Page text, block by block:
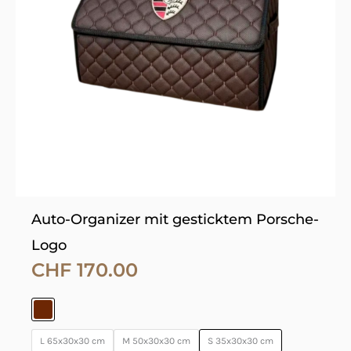
Auto-Organizer mit gesticktem Porsche-
Logo
CHF 170.00
L 65x30x30 cm M 50x30x30 cm S 35x30x30 cm
auf.
Die
Optionen
können